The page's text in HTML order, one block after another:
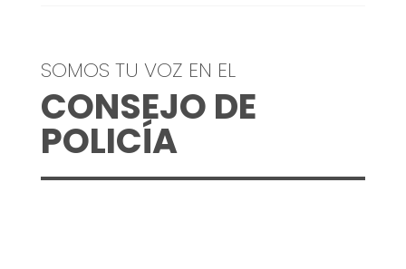
SOMOS TU VOZ EN EL
CONSEJO DE
POLICÍA